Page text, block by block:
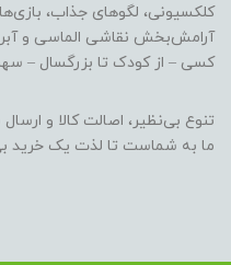
کلکسیونی، لگوهای جذاب،
آرامش‌بخش نقاشی الماسی و
کسی – از کودک تا بزرگسال –
تنوع بی‌نظیر، اصالت کالا و
ما به شماست تا لذت یک خرید